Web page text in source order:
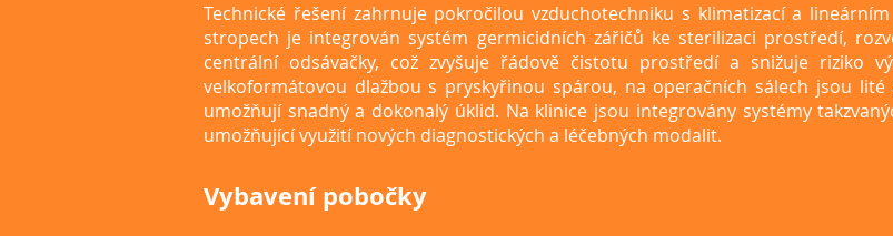
Technické řešení zahrnuje pokročilou vzduchotechniku s klimatizací a
stropech je integrován systém germicidních zářičů ke sterilizaci prostředí,
centrální odsávačky, což zvyšuje řádově čistotu prostředí a snižuje riziko
velkoformátovou dlažbou s pryskyřinou spárou, na operačních sálech jsou
umožňují snadný a dokonalý úklid. Na klinice jsou integrovány systémy
umožňující využití nových diagnostických a léčebných modalit.
Vybavení pobočky